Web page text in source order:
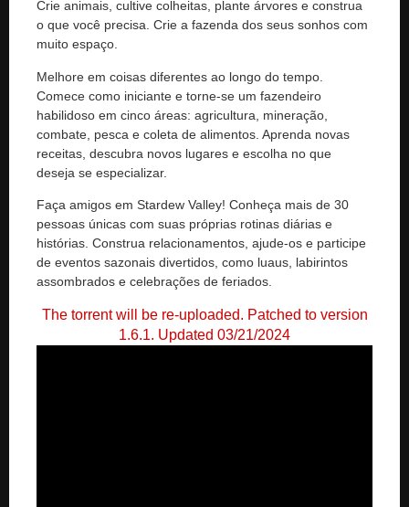
Crie animais, cultive colheitas, plante árvores e construa
o que você precisa. Crie a fazenda dos seus sonhos com
muito espaço.
Melhore em coisas diferentes ao longo do tempo.
Comece como iniciante e torne-se um fazendeiro
habilidoso em cinco áreas: agricultura, mineração,
combate, pesca e coleta de alimentos. Aprenda novas
receitas, descubra novos lugares e escolha no que
deseja se especializar.
Faça amigos em Stardew Valley! Conheça mais de 30
pessoas únicas com suas próprias rotinas diárias e
histórias. Construa relacionamentos, ajude-os e participe
de eventos sazonais divertidos, como luaus, labirintos
assombrados e celebrações de feriados.
The torrent will be re-uploaded. Patched to version
1.6.1. Updated 03/21/2024